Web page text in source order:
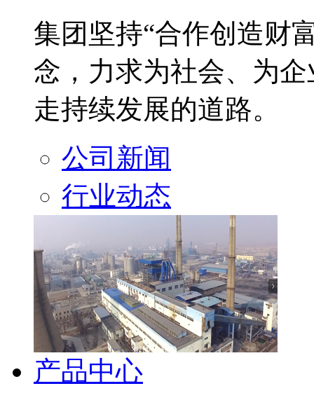
集团坚持“合作创造财
念，力求为社会、为
走持续发展的道路。
公司新闻
行业动态
产品中心